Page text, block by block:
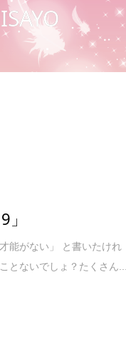
能がない」 と書いたけれ
とないでしょ？たくさん